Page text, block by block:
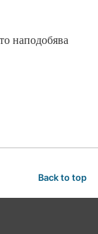
наподобява
Back to top